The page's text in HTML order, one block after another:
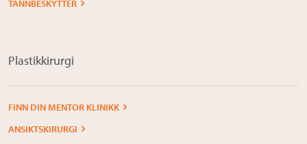
TANNBESKYTTER
Plastikkirurgi
FINN DIN MENTOR KLINIKK
ANSIKTSKIRURGI